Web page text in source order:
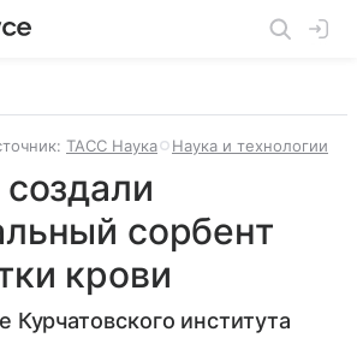
ТАСС Наука Наука и технологии
сорбент
крови
Курчатовского института